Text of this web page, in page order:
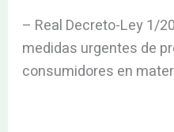
– Real Decreto-Ley 1/
medidas urgentes de
consumidores en